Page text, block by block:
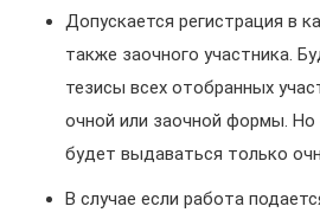
Допускается регистрация в
также заочного участника.
тезисы всех отобранных
очной или заочной формы. Но
будет выдаваться только
В случае если работа